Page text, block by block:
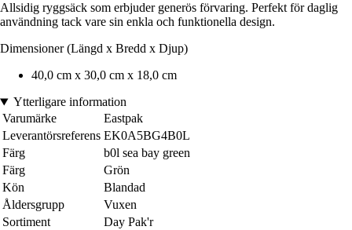
Allsidig ryggsäck som erbjuder generös förvaring. Perfekt för daglig
användning tack vare sin enkla och funktionella design.
Dimensioner (Längd x Bredd x Djup)
40,0 cm x 30,0 cm x 18,0 cm
Ytterligare information
Varumärke
Eastpak
Leverantörsreferens EK0A5BG4B0L
Färg
b0l sea bay green
Färg
Grön
Kön
Blandad
Åldersgrupp
Vuxen
Sortiment
Day Pak'r